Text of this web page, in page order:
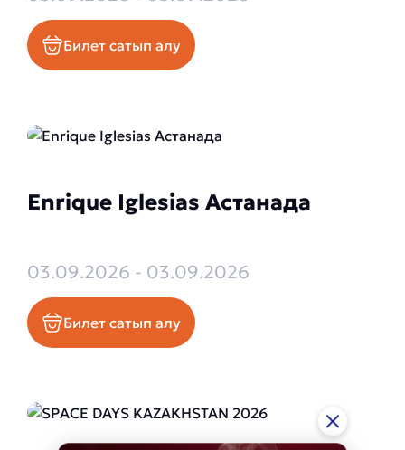
Билет сатып алу
Enrique Iglesias Астанада
03.09.2026 - 03.09.2026
Билет сатып алу